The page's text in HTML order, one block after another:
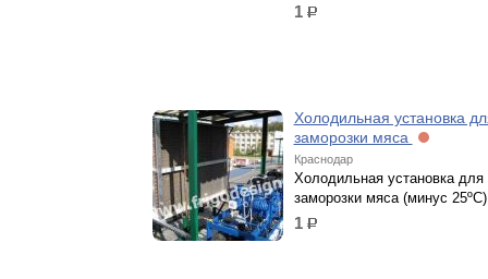
1 р.
Холодильная установка
заморозки мяса
Краснодар
Холодильная установка для
заморозки мяса (минус 25ºС)
1 р.